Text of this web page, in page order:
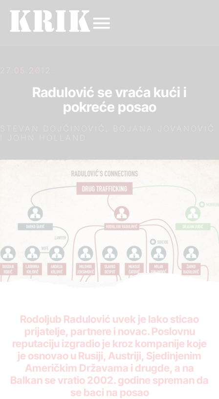
27.05.2012.
Radulović se vraća kući i
pokreće posao
Rodoljub Radulović uvek je lako sticao
prijatelje, partnere i novac. Poslovnu
reputaciju izgradio je kroz kompanije koje
je osnovao u Rusiji, Austriji, Sjedinjenim
Američkim Državama i drugde, a na
Balkan se vratio 2002. godine spreman da
se baci na posao